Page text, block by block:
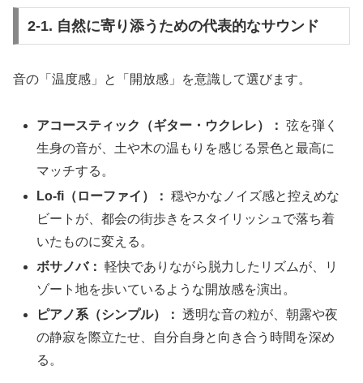
2-1. 自然に寄り添うための代表的なサウンド
音の「温度感」と「開放感」を意識して選びます。
アコースティック（ギター・ウクレレ）： 弦を弾く
生身の音が、土や木の温もりを感じる景色と最高に
マッチする。
Lo-fi（ローファイ）： 穏やかなノイズ感と控えめな
ビートが、都会の街歩きをスタイリッシュで落ち着
いたものに変える。
ボサノバ： 軽快でありながら脱力したリズムが、リ
ゾート地を歩いているような開放感を演出。
ピアノ系（シンプル）： 透明な音の粒が、朝露や夜
の静寂を際立たせ、自分自身と向き合う時間を深め
る。